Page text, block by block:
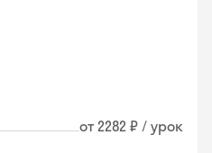
от 2282 ₽ / урок